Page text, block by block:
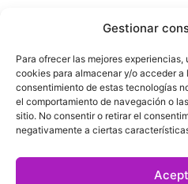
Gestionar
Para ofrecer las mejores
cookies para almacenar y/o acceder
consentimiento de estas tecnologías
el comportamiento de navegación o
sitio. No consentir o retirar el
negativamente a ciertas
derechos
|Aviso de Privacidad|Política